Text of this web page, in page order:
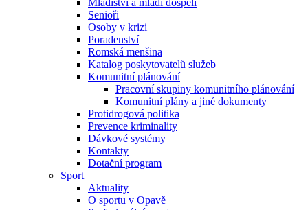
Mladiství a mladí dospělí
Senioři
Osoby v krizi
Poradenství
Romská menšina
Katalog poskytovatelů služeb
Komunitní plánování
Pracovní skupiny komunitního plánování
Komunitní plány a jiné dokumenty
Protidrogová politika
Prevence kriminality
Dávkové systémy
Kontakty
Dotační program
Sport
Aktuality
O sportu v Opavě